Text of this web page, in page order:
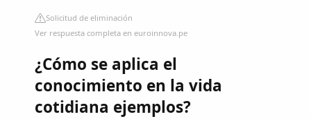
Solicitud de eliminación
Ver respuesta completa en euroinnova.pe
¿Cómo se aplica el
conocimiento en la vida
cotidiana ejemplos?